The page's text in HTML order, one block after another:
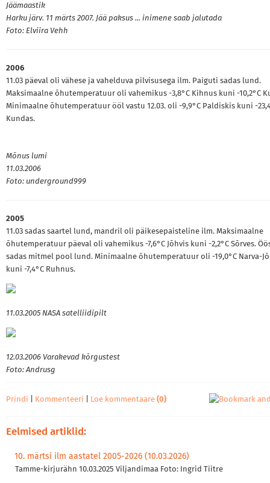
Jäämaastik
Harku järv. 11 märts 2007. Jää paksus ... inimene saab jalutada
Foto: Elviira Vehh
2006
11.03 päeval oli vähese ja vahelduva pilvisusega ilm. Paiguti sadas lund.
Maksimaalne õhutemperatuur oli vahemikus -3,8°C Kihnus kuni -10,2°C
Minimaalne õhutemperatuur ööl vastu 12.03. oli -9,9°C Paldiskis kuni -
Kundas.
Mõnus lumi
11.03.2006
Foto: underground999
2005
11.03 sadas saartel lund, mandril oli päikesepaisteline ilm. Maksimaalne
õhutemperatuur päeval oli vahemikus -7,6°C Jõhvis kuni -2,2°C Sõrves.
sadas mitmel pool lund. Minimaalne õhutemperatuur oli -19,0°C Narva-
kuni -7,4°C Ruhnus.
11.03.2005 NASA satelliidipilt
12.03.2006 Varakevad kõrgustest
Foto: Andrusg
Prindi Kommenteeri Loe kommentaare (0)
Eelmised artiklid:
10. märtsi ilm aastatel 2005-2026 (10.03.2026)
Tamme-kirjurähn 10.03.2025 Viljandimaa Foto: Ingrid Tiitre